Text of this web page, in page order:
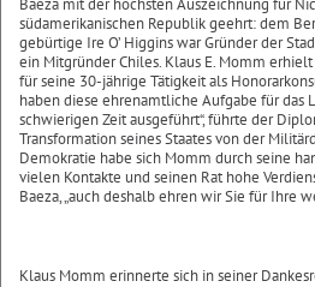
Baeza mit der höchsten Auszeichnung für
südamerikanischen Republik geehrt: dem
gebürtige Ire O’ Higgins war Gründer der
ein Mitgründer Chiles. Klaus E. Momm
für seine 30-jährige Tätigkeit als
haben diese ehrenamtliche Aufgabe für das
schwierigen Zeit ausgeführt“, führte der
Transformation seines Staates von der
Demokratie habe sich Momm durch seine
vielen Kontakte und seinen Rat hohe
Baeza, „auch deshalb ehren wir Sie für Ihre
Klaus Momm erinnerte sich in seiner